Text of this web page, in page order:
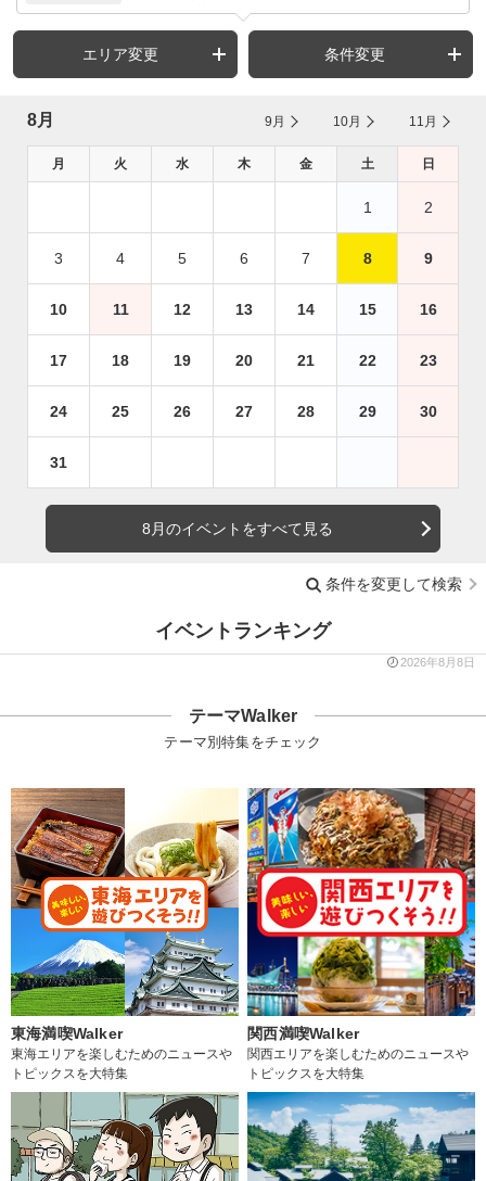
エリア変更 条件変更
8月 9月 10月 11月
月 火 水 木 金 土 日
1 2
3 4 5 6 7 8 9
10 11 12 13 14 15 16
17 18 19 20 21 22 23
24 25 26 27 28 29 30
31
8月のイベントをすべて見る
条件を変更して検索
イベントランキング
2026年8月8日
テーマWalker
テーマ別特集をチェック
東海満喫Walker
東海エリアを楽しむためのニュースや
トピックスを大特集
関西満喫Walker
関西エリアを楽しむためのニュースや
トピックスを大特集